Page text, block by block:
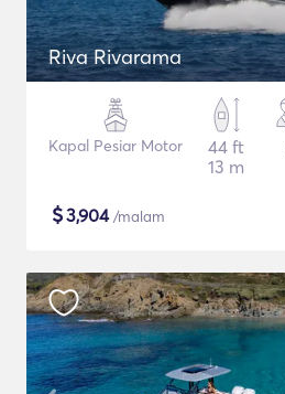
Riva Rivarama
Kapal Pesiar Motor
44 ft
13 m
$3,904/malam